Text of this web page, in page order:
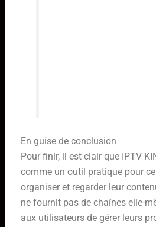
En guise de conclusion
Pour finir, il est clair que IPTV
comme un outil pratique pour
organiser et regarder leur
ne fournit pas de chaînes elle-
aux utilisateurs de gérer leurs